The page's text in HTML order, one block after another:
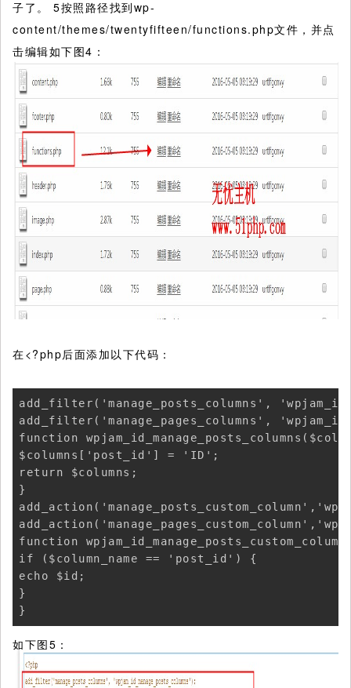
子了。 5按照路径找到wp-
content/themes/twentyfifteen/functions.php文件，并点
击编辑如下图4：
在<?php后面添加以下代码：
add_filter('manage_posts_columns',
add_filter('manage_pages_columns',
function
$columns['post_id'] = 'ID';
return $columns;
}
function
if ($column_name == 'post_id') {
echo $id;
}
}
如下图5：